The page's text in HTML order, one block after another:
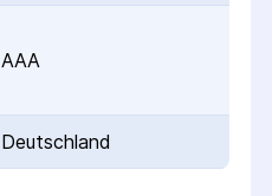
AAA
Deutschland